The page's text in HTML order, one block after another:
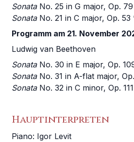
SonataNo. 25 in G major, Op. 79
SonataNo. 21 in C major, Op. 53
Programm am 21. November
Ludwig van Beethoven
SonataNo. 30 in E major, Op.
SonataNo. 31 in A-flat major, Op.
SonataNo. 32 in C minor, Op. 111
Hauptinterpreten
Piano: Igor Levit